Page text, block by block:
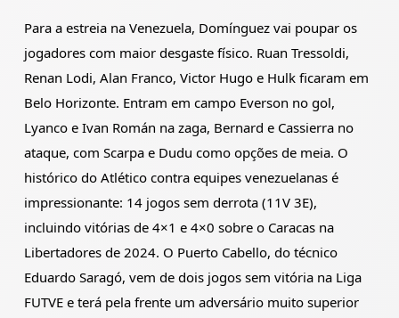
Para a estreia na Venezuela, Domínguez vai poupar os
jogadores com maior desgaste físico. Ruan Tressoldi,
Renan Lodi, Alan Franco, Victor Hugo e Hulk ficaram em
Belo Horizonte. Entram em campo Everson no gol,
Lyanco e Ivan Román na zaga, Bernard e Cassierra no
ataque, com Scarpa e Dudu como opções de meia. O
histórico do Atlético contra equipes venezuelanas é
impressionante: 14 jogos sem derrota (11V 3E),
incluindo vitórias de 4×1 e 4×0 sobre o Caracas na
Libertadores de 2024. O Puerto Cabello, do técnico
Eduardo Saragó, vem de dois jogos sem vitória na Liga
FUTVE e terá pela frente um adversário muito superior